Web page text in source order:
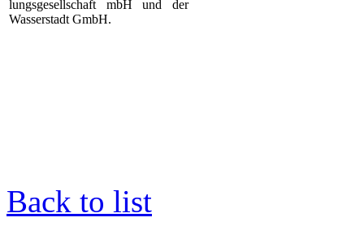
lungsgesellschaft mbH und der
Wasserstadt GmbH.
Back to list